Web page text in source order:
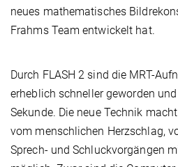
neues mathematisches
Frahms Team entwickelt hat.
Durch FLASH 2 sind die MRT-
erheblich schneller geworden
Sekunde. Die neue Technik
vom menschlichen Herzschlag,
Sprech- und Schluckvorgängen